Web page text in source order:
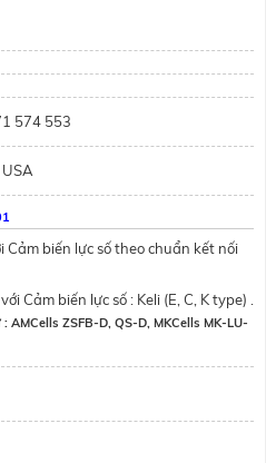
574 553
USA
Cảm biến lực sốtheo chuẩn kết nối
Cảm biến lực số : Keli (E, C, K type) .
: AMCells ZSFB-D, QS-D, MKCells MK-LU-